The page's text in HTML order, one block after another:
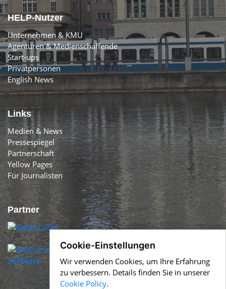
HELP-Nutzer
Unternehmen & KMU
Agenturen & Medienschaffende
Start-ups
Privatpersonen
English News
Links
Medien & News
Pressespiegel
Partnerschaft
Yellow Pages
Für Journalisten
Partner
Cookie-Einstellungen
Wir verwenden Cookies, um Ihre Erfahrung
zu verbessern. Details finden Sie in unserer
Cookie Policy.